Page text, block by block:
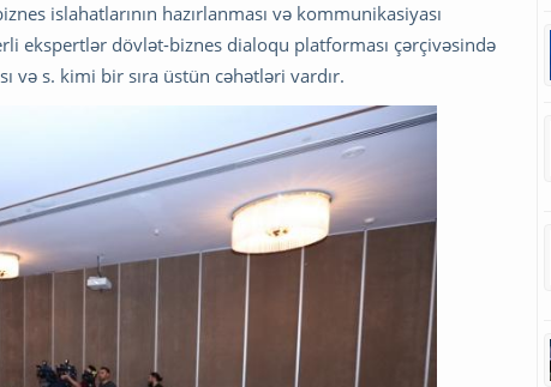
islahatlarının hazırlanması və kommunikasiyası
ekspertlər dövlət-biznes dialoqu platforması çərçivəsində
və s. kimi bir sıra üstün cəhətləri vardır.